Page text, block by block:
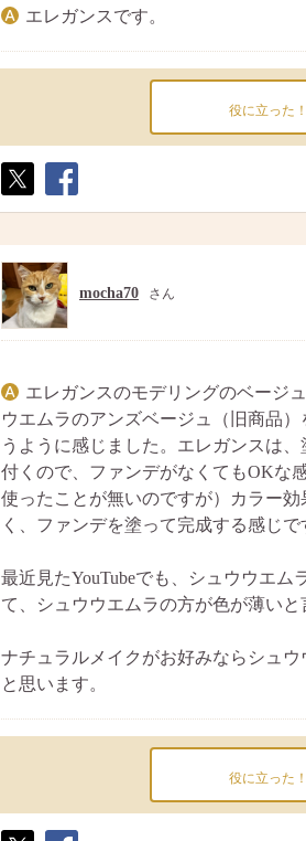
エレガンスです。
役に立った！
ト
ア
mocha70 さん
エレガンスのモデリングのベージ
ウエムラのアンズベージュ（旧商品
うように感じました。エレガンスは
付くので、ファンデがなくてもOKな
使ったことが無いのですが）カラー
く、ファンデを塗って完成する感じで
最近見たYouTubeでも、シュウウエ
て、シュウウエムラの方が色が薄いと
ナチュラルメイクがお好みならシュ
と思います。
役に立った！